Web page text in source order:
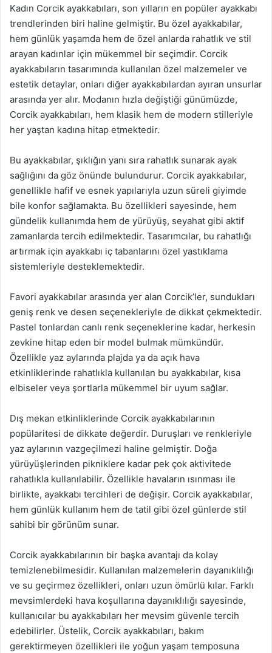
Kadın Corcik ayakkabıları, son yılların en popüler ayakkabı
trendlerinden biri haline gelmiştir. Bu özel ayakkabılar,
hem günlük yaşamda hem de özel anlarda rahatlık ve stil
arayan kadınlar için mükemmel bir seçimdir. Corcik
ayakkabıların tasarımında kullanılan özel malzemeler ve
estetik detaylar, onları diğer ayakkabılardan ayıran unsurlar
arasında yer alır. Modanın hızla değiştiği günümüzde,
Corcik ayakkabıları, hem klasik hem de modern stilleriyle
her yaştan kadına hitap etmektedir.
Bu ayakkabılar, şıklığın yanı sıra rahatlık sunarak ayak
sağlığını da göz önünde bulundurur. Corcik ayakkabılar,
genellikle hafif ve esnek yapılarıyla uzun süreli giyimde
bile konfor sağlamakta. Bu özellikleri sayesinde, hem
gündelik kullanımda hem de yürüyüş, seyahat gibi aktif
zamanlarda tercih edilmektedir. Tasarımcılar, bu rahatlığı
artırmak için ayakkabı iç tabanlarını özel yastıklama
sistemleriyle desteklemektedir.
Favori ayakkabılar arasında yer alan Corcik’ler, sundukları
geniş renk ve desen seçenekleriyle de dikkat çekmektedir.
Pastel tonlardan canlı renk seçeneklerine kadar, herkesin
zevkine hitap eden bir model bulmak mümkündür.
Özellikle yaz aylarında plajda ya da açık hava
etkinliklerinde rahatlıkla kullanılan bu ayakkabılar, kısa
elbiseler veya şortlarla mükemmel bir uyum sağlar.
Dış mekan etkinliklerinde Corcik ayakkabılarının
popülaritesi de dikkate değerdir. Duruşları ve renkleriyle
yaz aylarının vazgeçilmezi haline gelmiştir. Doğa
yürüyüşlerinden pikniklere kadar pek çok aktivitede
rahatlıkla kullanılabilir. Özellikle havaların ısınması ile
birlikte, ayakkabı tercihleri de değişir. Corcik ayakkabılar,
hem günlük kullanım hem de tatil gibi özel günlerde stil
sahibi bir görünüm sunar.
Corcik ayakkabılarının bir başka avantajı da kolay
temizlenebilmesidir. Kullanılan malzemelerin dayanıklılığı
ve su geçirmez özellikleri, onları uzun ömürlü kılar. Farklı
mevsimlerdeki hava koşullarına dayanıklılığı sayesinde,
kullanıcılar bu ayakkabıları her mevsim güvenle tercih
edebilirler. Üstelik, Corcik ayakkabıları, bakım
gerektirmeyen özellikleri ile yoğun yaşam temposuna